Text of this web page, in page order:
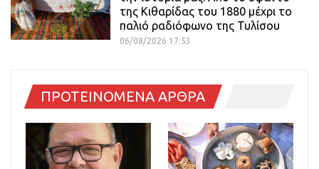
της Κιθαρίδας του 1880 μέχρι το
παλιό ραδιόφωνο της Τυλίσου
06/08/2026 17:53
ΠΡΟΤΕΙΝΟΜΕΝΑ ΑΡΘΡΑ